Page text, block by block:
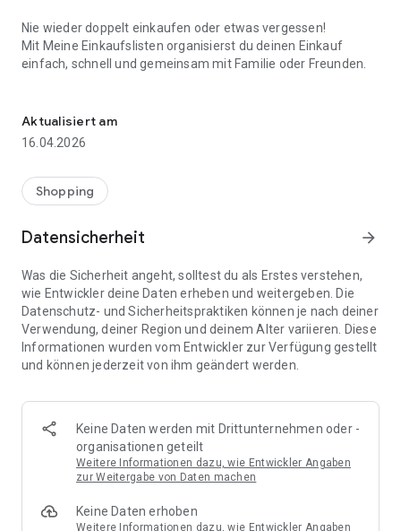
Nie wieder doppelt einkaufen oder etwas vergessen!
Mit Meine Einkaufslisten organisierst du deinen Einkauf
einfach, schnell und gemeinsam mit Familie oder Freunden.
👨‍👩‍👧 Gemeinsame Einkaufslisten in Echtzeit: Alle sehen
⚡ Superschnell & einfach: Liste in Sekunden erstellen und
sofort loslegen.
📱 Immer dabei: Deine Einkaufsliste ist jederzeit auf deinem
🤝 Teilen leicht gemacht: Lade andere ein und erledigt den
Einkauf gemeinsam.
🍳 Zutaten direkt aus Rezepten übernehmen: Importiere
Zutaten von Rezept-Webseiten und verwandle sie
🚀 DEINE VORTEILE IM ALLTAG
* Nie wieder doppelte Einkäufe
* Kein Chaos mehr beim Einkaufen
* Bessere Abstimmung mit Familie & Freunden
* Perfekt für die Essensplanung
Aktualisiert am
16.04.2026
Shopping
Datensicherheit arrow_forward
Was die Sicherheit angeht, solltest du als Erstes verstehen,
wie Entwickler deine Daten erheben und weitergeben. Die
Datenschutz- und Sicherheitspraktiken können je nach deiner
Verwendung, deiner Region und deinem Alter variieren. Diese
Informationen wurden vom Entwickler zur Verfügung gestellt
und können jederzeit von ihm geändert werden.
Keine Daten werden mit Drittunternehmen oder -
organisationen geteilt
Weitere Informationen dazu, wie Entwickler Angaben
zur Weitergabe von Daten machen
Keine Daten erhoben
Weitere Informationen dazu, wie Entwickler Angaben